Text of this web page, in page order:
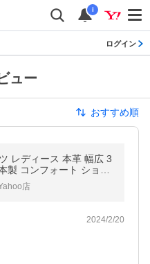
i
ログイン
ュー
おすすめ順
ース 本革 幅広 3
製 コンフォート ショー
疲れにくい 厚底(FOO
店
2024/2/20